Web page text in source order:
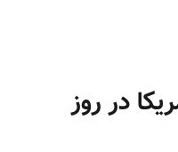
در روز